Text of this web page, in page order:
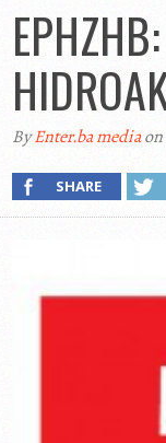
ByEnter.ba mediaon
SHARE